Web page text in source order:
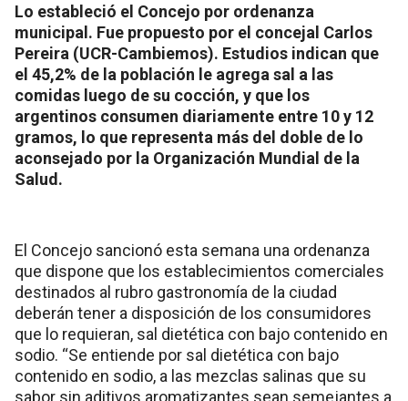
Lo estableció el Concejo por ordenanza
municipal. Fue propuesto por el concejal Carlos
Pereira (UCR-Cambiemos). Estudios indican que
el 45,2% de la población le agrega sal a las
comidas luego de su cocción, y que los
argentinos consumen diariamente entre 10 y 12
gramos, lo que representa más del doble de lo
aconsejado por la Organización Mundial de la
Salud.
El Concejo sancionó esta semana una ordenanza
que dispone que los establecimientos comerciales
destinados al rubro gastronomía de la ciudad
deberán tener a disposición de los consumidores
que lo requieran, sal dietética con bajo contenido en
sodio. “Se entiende por sal dietética con bajo
contenido en sodio, a las mezclas salinas que su
sabor sin aditivos aromatizantes sean semejantes a